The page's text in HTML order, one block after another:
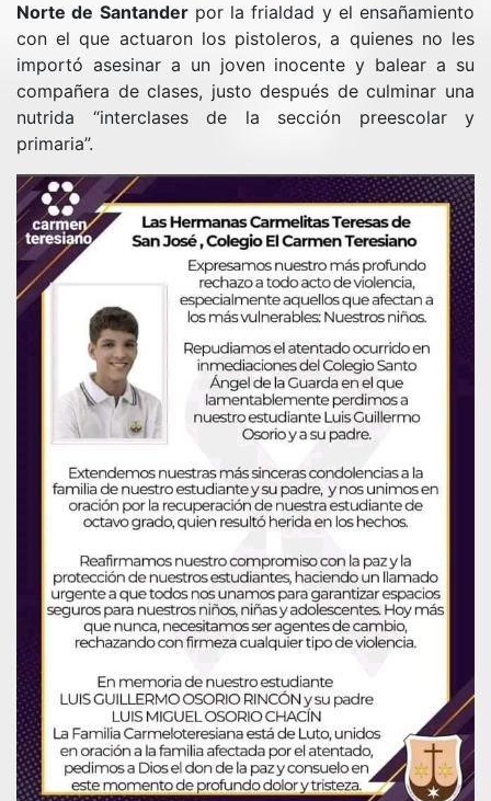
Norte de Santanderpor la frialdad y el ensañamiento
con el que actuaron los pistoleros, a quienes no les
importó asesinar a un joven inocente y balear a su
compañera de clases, justo después de culminar una
nutrida “interclases de la sección preescolar y
primaria”.